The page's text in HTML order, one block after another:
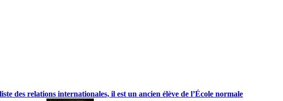
des relations internationales, il est un ancien élève de l’École normale